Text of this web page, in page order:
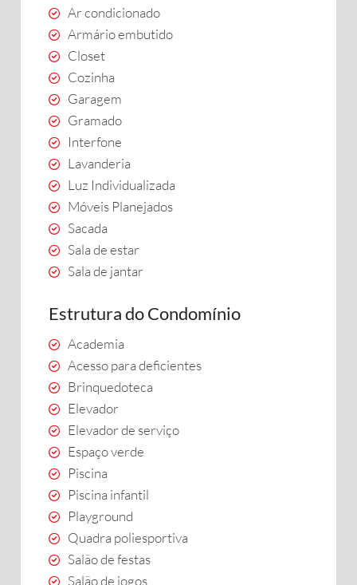
Ar condicionado
Armário embutido
Closet
Cozinha
Garagem
Gramado
Interfone
Lavanderia
Luz Individualizada
Móveis Planejados
Sacada
Sala de estar
Sala de jantar
Estrutura do Condomínio
Academia
Acesso para deficientes
Brinquedoteca
Elevador
Elevador de serviço
Espaço verde
Piscina
Piscina infantil
Playground
Quadra poliesportiva
Salão de festas
Salão de jogos